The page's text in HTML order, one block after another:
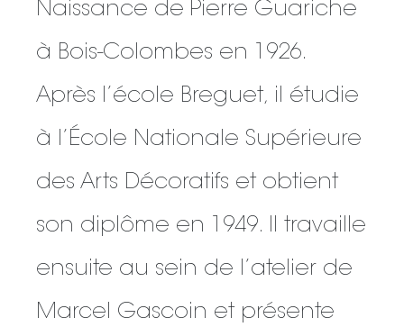
Naissance de Pierre Guariche
à Bois-Colombes en 1926.
Après l’école Breguet, il étudie
à l’École Nationale Supérieure
des Arts Décoratifs et obtient
son diplôme en 1949. Il travaille
ensuite au sein de l’atelier de
Marcel Gascoin et présente